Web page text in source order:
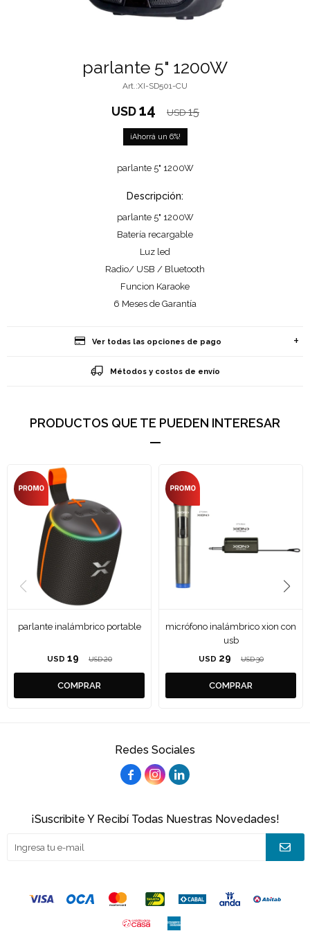
parlante 5" 1200W
XI-SD501-CU
USD 14 USD 15
6
parlante 5" 1200W
Descripción:
parlante 5" 1200W
Batería recargable
Luz led
Radio/ USB / Bluetooth
Funcion Karaoke
6 Meses de Garantía
Ver todas las opciones de pago
Métodos y costos de envío
PRODUCTOS QUE TE PUEDEN INTERESAR
parlante inalámbrico portable
USD 19 USD 20
micrófono inalámbrico xion con
usb
USD 29 USD 30
Redes Sociales
  
¡Suscribite Y Recibí Todas Nuestras Novedades!